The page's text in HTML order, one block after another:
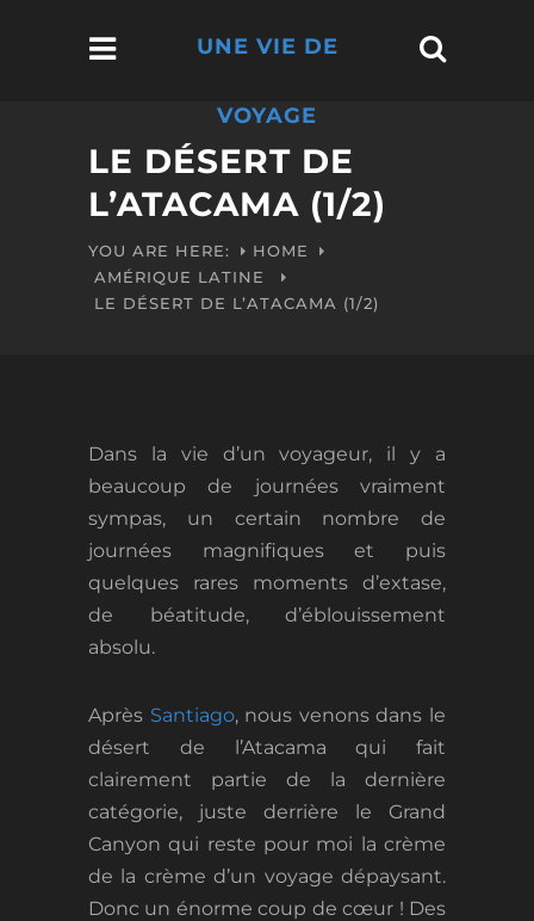
UNE VIE DE
VOYAGE
LE DÉSERT DE
L’ATACAMA (1/2)
YOU ARE HERE:
HOME
AMÉRIQUE LATINE
LE DÉSERT DE L’ATACAMA (1/2)
Dans la vie d’un voyageur, il y a
beaucoup de journées vraiment
sympas, un certain nombre de
journées magnifiques et puis
quelques rares moments d’extase,
de béatitude, d’éblouissement
absolu.
Après Santiago, nous venons dans le
désert de l’Atacama qui fait
clairement partie de la dernière
catégorie, juste derrière le Grand
Canyon qui reste pour moi la crème
de la crème d’un voyage dépaysant.
Donc un énorme coup de cœur ! Des